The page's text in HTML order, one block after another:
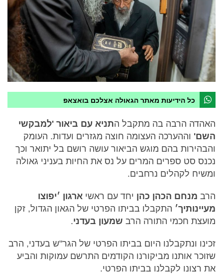
כל הידיעות מאתר הגאולה אצלכם בואצאפ
האהדה הרבה בה מתקבל התניא עם ביאור 'למבקשי
השם' וההערכה העצומה חוצה מגזרים ועדות. העומק
והבהירות בהם מוגש הביאור עושה רושם בל יתואר וכך
נכנס סט ספרים המרים על נס את החיות בעניני גאולה
ומשיח לקהלים נרחבים.
הרב מנחם הכהן כהן יחד עם ראשי ארגון ׳יפוצו
מעיינותיך׳ התקבלו בביתו הפרטי של הגאון הגדול, זקן
מועצת חכמי התורה הרב שמעון בעדני.
זכינו ונתקבלנו היום בביתו הפרטי של הגר"ש בעדני, הרב
שזוכר אותנו מביקורנו הקודמים התרשם עמוקות והביע
את רצונו לקבלנו בביתו הפרטי.